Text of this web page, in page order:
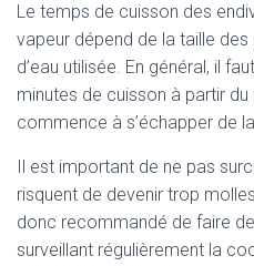
Le temps de cuisson des
vapeur dépend de la taille
d’eau utilisée. En général, il
minutes de cuisson à partir
commence à s’échapper de
Il est important de ne pas
risquent de devenir trop
donc recommandé de faire
surveillant régulièrement la